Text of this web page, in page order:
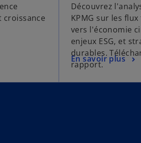
croissance
Découvrez
KPMG sur les
vers l'économie
enjeux ESG, et
durables.
rapport.
En savoir plus